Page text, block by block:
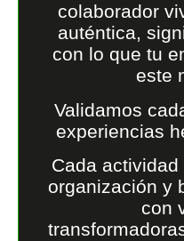
colaborador
auténtica,
con lo que tu
este
Validamos
experiencias
Cada
organización y
con